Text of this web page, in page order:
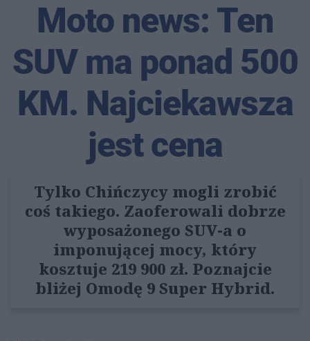
Moto news: Ten
SUV ma ponad 500
KM. Najciekawsza
jest cena
Tylko Chińczycy mogli zrobić
coś takiego. Zaoferowali dobrze
wyposażonego SUV-a o
imponującej mocy, który
kosztuje 219 900 zł. Poznajcie
bliżej Omodę 9 Super Hybrid.